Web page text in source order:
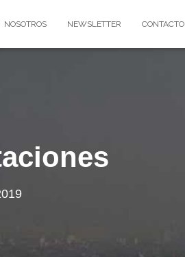
NOSOTROS NEWSLETTER CONTACTO